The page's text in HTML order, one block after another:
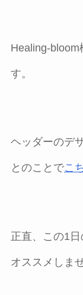
Healing-
す。
ヘッダーのデ
とのことでこ
正直、この1
オススメしま